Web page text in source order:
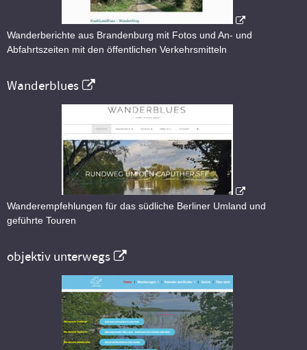
Wanderberichte aus Brandenburg mit Fotos und An- und
Abfahrtszeiten mit den öffentlichen Verkehrsmitteln
Wanderblues
Wanderempfehlungen für das südliche Berliner Umland und
geführte Touren
objektiv unterwegs